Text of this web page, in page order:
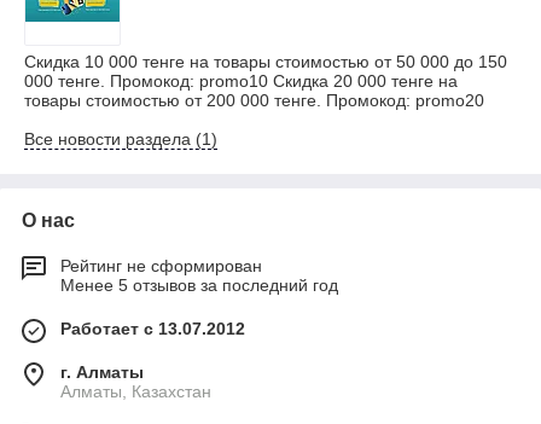
Скидка 10 000 тенге на товары стоимостью от 50 000 до 150
000 тенге. Промокод: promo10 Скидка 20 000 тенге на
товары стоимостью от 200 000 тенге. Промокод: promo20
Все новости раздела (1)
О нас
Рейтинг не сформирован
Менее 5 отзывов за последний год
Работает с 13.07.2012
г. Алматы
Алматы, Казахстан